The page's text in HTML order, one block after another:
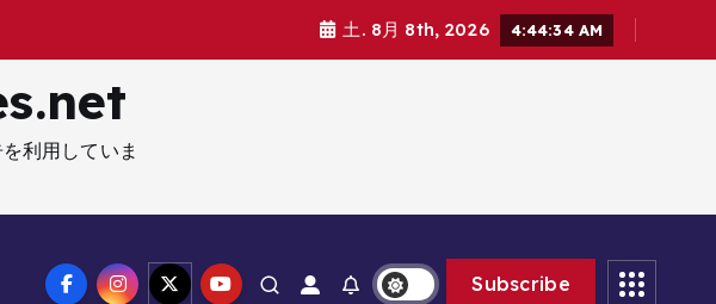
土. 8月 8th, 2026 4:44:36 AM
利用していま
Subscribe